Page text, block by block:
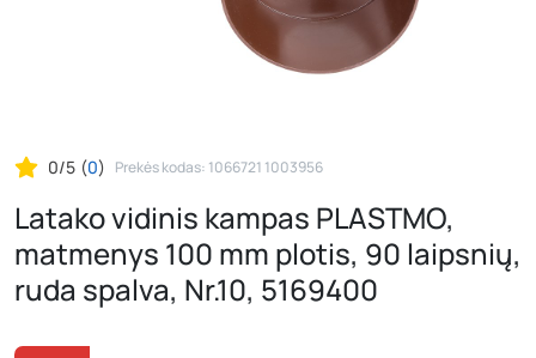
0/5 (0) Prekės kodas: 1066721 1003956
Latako vidinis kampas PLASTMO,
matmenys 100 mm plotis, 90 laipsnių,
ruda spalva, Nr.10, 5169400